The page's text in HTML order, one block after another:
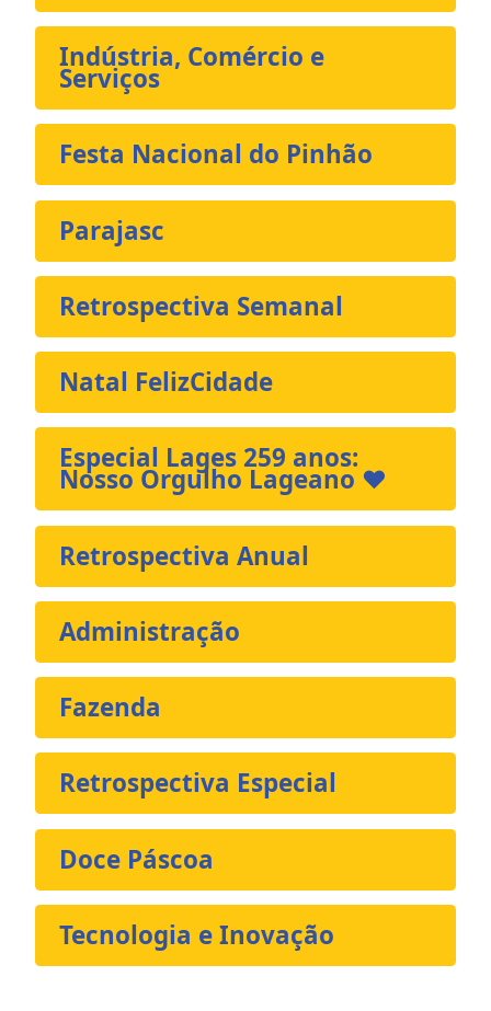
Indústria, Comércio e
Serviços
Festa Nacional do Pinhão
Parajasc
Retrospectiva Semanal
Natal FelizCidade
Especial Lages 259 anos:
Nosso Orgulho Lageano ❤️
Retrospectiva Anual
Administração
Fazenda
Retrospectiva Especial
Doce Páscoa
Tecnologia e Inovação